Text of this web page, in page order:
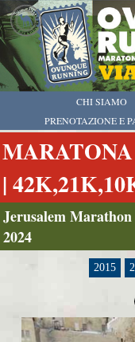
CHI SIAMO
PRENOTAZIONE E
|
Jerusalem
2024
2015